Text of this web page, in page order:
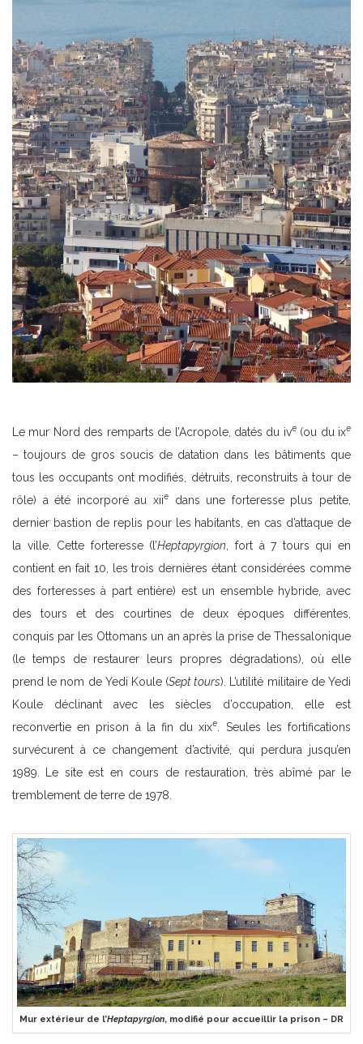
Le mur Nord des remparts de l’Acropole, datés du ive(ou du ixe
– toujours de gros soucis de datation dans les bâtiments que
tous les occupants ont modifiés, détruits, reconstruits à tour de
rôle) a été incorporé au xiie
dans une forteresse plus petite,
dernier bastion de replis pour les habitants, en cas d’attaque de
la ville. Cette forteresse (l’Heptapyrgion , fort à 7 tours qui en
contient en fait 10, les trois dernières étant considérées comme
des forteresses à part entière) est un ensemble hybride, avec
des tours et des courtines de deux époques différentes,
conquis par les Ottomans un an après la prise de Thessalonique
(le temps de restaurer leurs propres dégradations), où elle
prend le nom de Yedi Koule (Sept tours). L’utilité militaire de Yedi
Koule déclinant avec les siècles d’occupation, elle est
reconvertie en prison à la fin du xixe
. Seules les fortifications
survécurent à ce changement d’activité, qui perdura jusqu’en
1989. Le site est en cours de restauration, très abîmé par le
tremblement de terre de 1978.
Mur extérieur de l’Heptapyrgion, modifié pour accueillir la prison – DR